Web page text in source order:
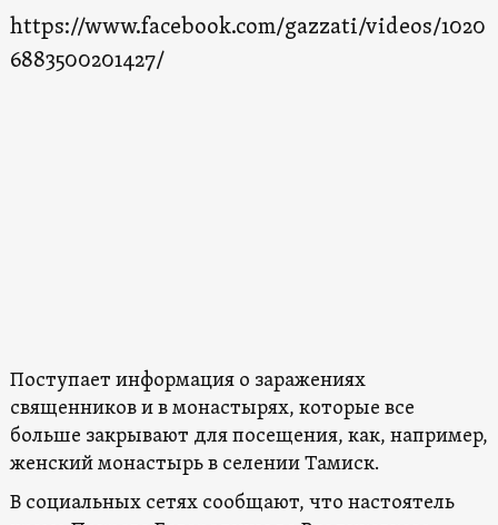
https://www.facebook.com/gazzati/videos/1020
6883500201427/
Поступает информация о заражениях
священников и в монастырях, которые все
больше закрывают для посещения, как, например,
женский монастырь в селении Тамиск.
В социальных сетях сообщают, что настоятель